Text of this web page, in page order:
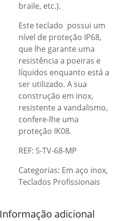
braile, etc.).
Este teclado possui um
nível de proteção IP68,
que lhe garante uma
resistência a poeiras e
líquidos enquanto está a
ser utilizado. A sua
construção em inox,
resistente a vandalismo,
confere-lhe uma
proteção IK08.
REF: S-TV-68-MP
Categorias: Em aço inox,
Teclados Profissionais
Informação adicional